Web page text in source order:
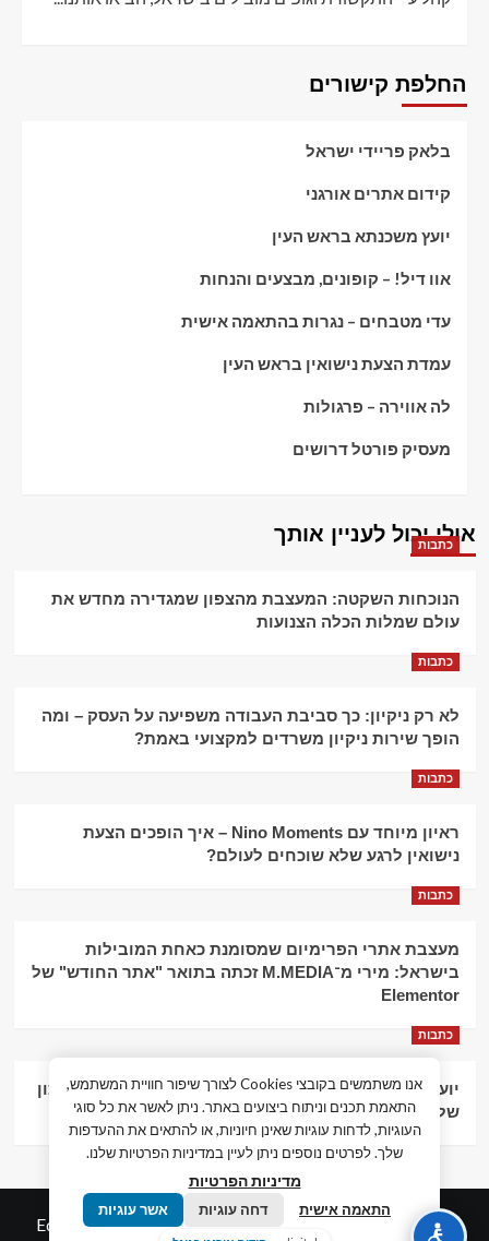
החלפת קישורים
בלאק פריידי ישראל
קידום אתרים אורגני
יועץ משכנתא בראש העין
אוו דיל! – קופונים, מבצעים והנחות
עדי מטבחים – נגרות בהתאמה אישית
עמדת הצעת נישואין בראש העין
לה אווירה – פרגולות
מעסיק פורטל דרושים
אולי יכול לעניין אותך
כתבות
הנוכחות השקטה: המעצבת מהצפון שמגדירה מחדש את
עולם שמלות הכלה הצנועות
כתבות
לא רק ניקיון: כך סביבת העבודה משפיעה על העסק – ומה
הופך שירות ניקיון משרדים למקצועי באמת?
כתבות
ראיון מיוחד עם Nino Moments – איך הופכים הצעת
נישואין לרגע שלא שוכחים לעולם?
כתבות
מעצבת אתרי הפרימיום שמסומנת כאחת המובילות
בישראל: מירי מ־M.MEDIA זכתה בתואר "אתר החודש" של
Elementor
כתבות
יועץ עסקי וליווי פיננסי – הדרך לצמיחה כלכלית וניהול נכון
של העסק
© כל הזכויות שמורות חדשות המאה ה-21 |
Edigital.co.ilby
אנו משתמשים בקובצי Cookies לצורך שיפור חוויית המשתמש,
התאמת תכנים וניתוח ביצועים באתר. ניתן לאשר את כל סוגי
העוגיות, לדחות עוגיות שאינן חיוניות, או להתאים את ההעדפות
שלך. לפרטים נוספים ניתן לעיין במדיניות הפרטיות שלנו.
מדיניות הפרטיות
התאמה אישית דחה עוגיות אשר עוגיות